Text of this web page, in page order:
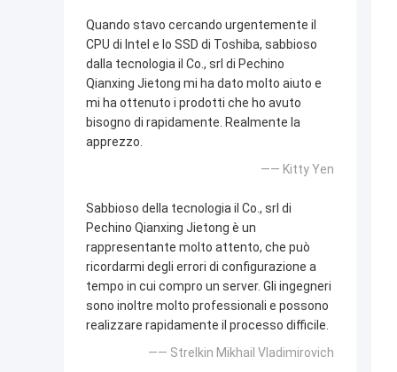
Quando stavo cercando urgentemente il
CPU di Intel e lo SSD di Toshiba, sabbioso
dalla tecnologia il Co., srl di Pechino
Qianxing Jietong mi ha dato molto aiuto e
mi ha ottenuto i prodotti che ho avuto
bisogno di rapidamente. Realmente la
apprezzo.
—— Kitty Yen
Sabbioso della tecnologia il Co., srl di
Pechino Qianxing Jietong è un
rappresentante molto attento, che può
ricordarmi degli errori di configurazione a
tempo in cui compro un server. Gli ingegneri
sono inoltre molto professionali e possono
realizzare rapidamente il processo difficile.
—— Strelkin Mikhail Vladimirovich